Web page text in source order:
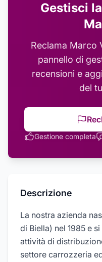
Gestisci
Reclama Marco
pannello di
recensioni e
del
Gestione completa
Descrizione
La nostra azienda
di Biella) nel 1985 e
attività di
settore carrozzeria